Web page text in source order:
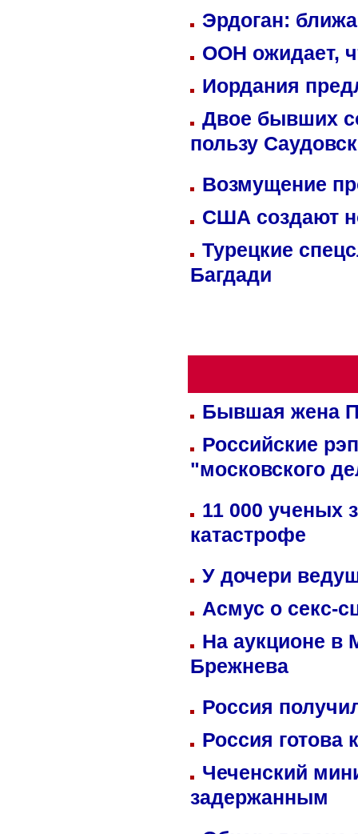
Эрдоган:
ООН ожидает,
Иордания
Двое бывших
пользу
Возмущение
США создают
Турецкие
Багдади
Бывшая жена
Российские
"московского
11 000 ученых
катастрофе
У дочери
Асмус о секс-
На аукционе в
Брежнева
Россия
Россия готова
Чеченский
задержанным